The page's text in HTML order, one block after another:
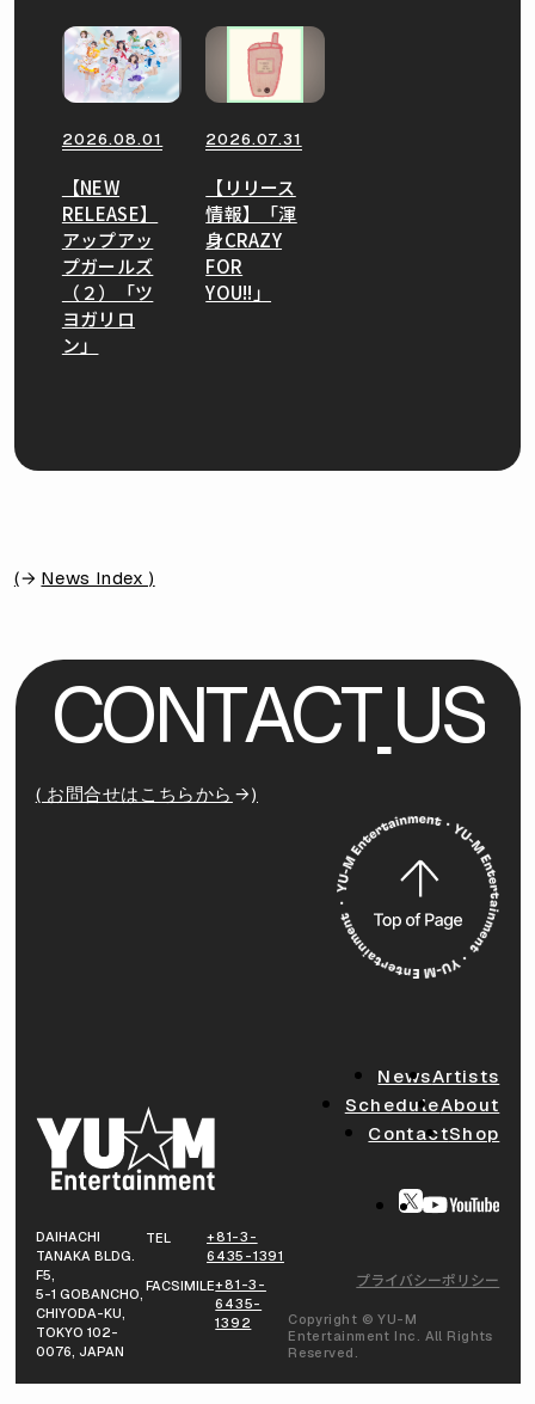
2026.08.01
【NEW
RELEASE】
アップアッ
プガールズ
（２）「ツ
ヨガリロ
ン」
2026.07.31
【リリース
情報】「渾
身CRAZY
FOR
YOU!!」
( News Index )
CONTACT US
( お問合せはこちらから )
DAIHACHI
TANAKA BLDG.
F5,
5-1 GOBANCHO,
CHIYODA-KU,
TOKYO 102-
0076, JAPAN
TEL
+81-3-
6435-1391
FACSIMILE+81-3-
6435-
1392
NewsArtists
ScheduleAbout
ContactShop
プライバシーポリシー
Copyright © YU-M
Entertainment Inc. All Rights
Reserved.